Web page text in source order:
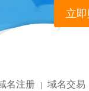
立
名注册 | 域名交易